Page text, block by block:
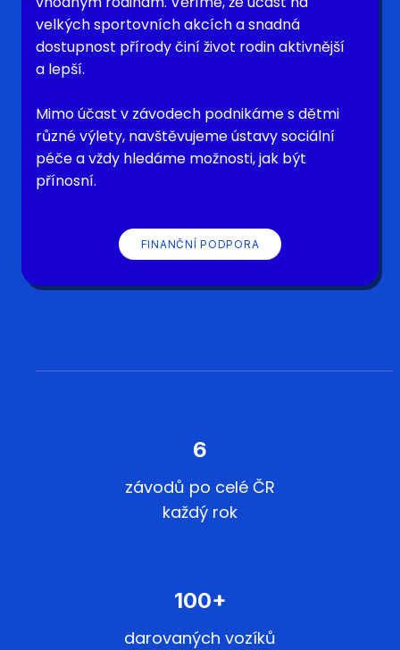
velkých sportovních akcích a snadná
dostupnost přírody činí život rodin aktivnější
a lepší.
Mimo účast v závodech podnikáme s dětmi
různé výlety, navštěvujeme ústavy sociální
péče a vždy hledáme možnosti, jak být
přínosní.
FINANČNÍ PODPORA
6
závodů po celé ČR
každý rok
100+
darovaných vozíků